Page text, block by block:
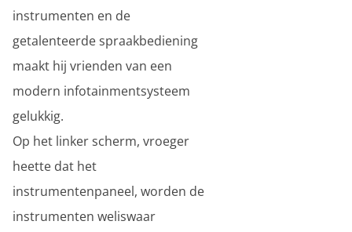
instrumenten en de
getalenteerde spraakbediening
maakt hij vrienden van een
modern infotainmentsysteem
gelukkig.
Op het linker scherm, vroeger
heette dat het
instrumentenpaneel, worden de
instrumenten weliswaar